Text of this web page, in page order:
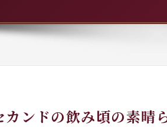
カンドの飲み頃の素晴